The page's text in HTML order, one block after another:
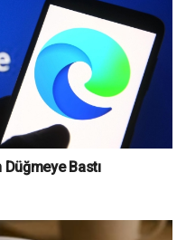
Bastı